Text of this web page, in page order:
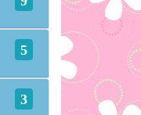
5
3